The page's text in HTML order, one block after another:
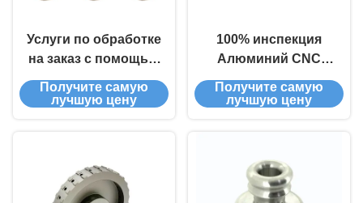
Услуги по обработке
на заказ с помощью
ЧПУ
Получите самую
лучшую цену
100% инспекция
Алюминий CNC
услуги Алюминий
Сверточные
Получите самую
лучшую цену